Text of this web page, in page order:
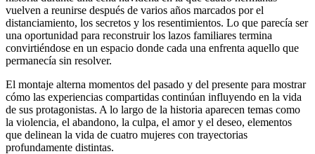
vuelven a reunirse después de varios años marcados por el
distanciamiento, los secretos y los resentimientos. Lo que parecía ser
una oportunidad para reconstruir los lazos familiares termina
convirtiéndose en un espacio donde cada una enfrenta aquello que
permanecía sin resolver.
El montaje alterna momentos del pasado y del presente para mostrar
cómo las experiencias compartidas continúan influyendo en la vida
de sus protagonistas. A lo largo de la historia aparecen temas como
la violencia, el abandono, la culpa, el amor y el deseo, elementos
que delinean la vida de cuatro mujeres con trayectorias
profundamente distintas.